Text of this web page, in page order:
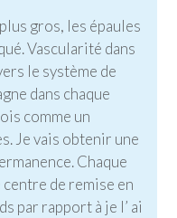
gros, les épaules
Vascularité dans
le système de
dans chaque
comme un
Je vais obtenir une
Chaque
de remise en
par rapport à je l’ ai